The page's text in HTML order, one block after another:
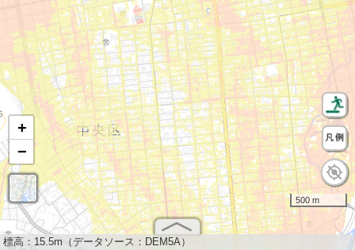
+
−
500 m
標高： 15.5m（データソース：DEM5A）